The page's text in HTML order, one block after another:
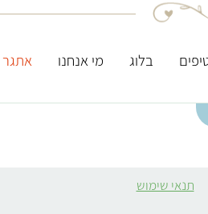
בלוג מי אנחנו אתגר 22
תנאי שימוש